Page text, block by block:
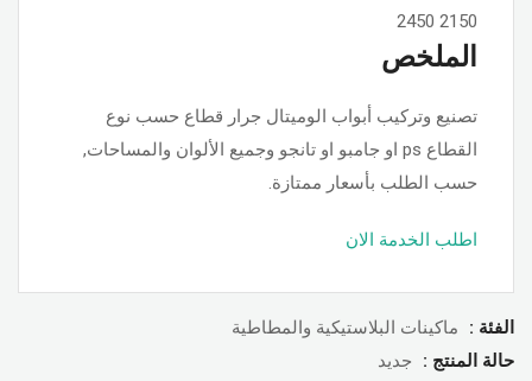
2150
2450
الملخص
تصنيع وتركيب أبواب الوميتال جرار قطاع حسب نوع
القطاع ps او جامبو او تانجو وجميع الألوان والمساحات,
حسب الطلب بأسعار ممتازة.
اطلب الخدمة الان
الفئة :
ماكينات البلاستيكية والمطاطية
حالة المنتج :
جديد